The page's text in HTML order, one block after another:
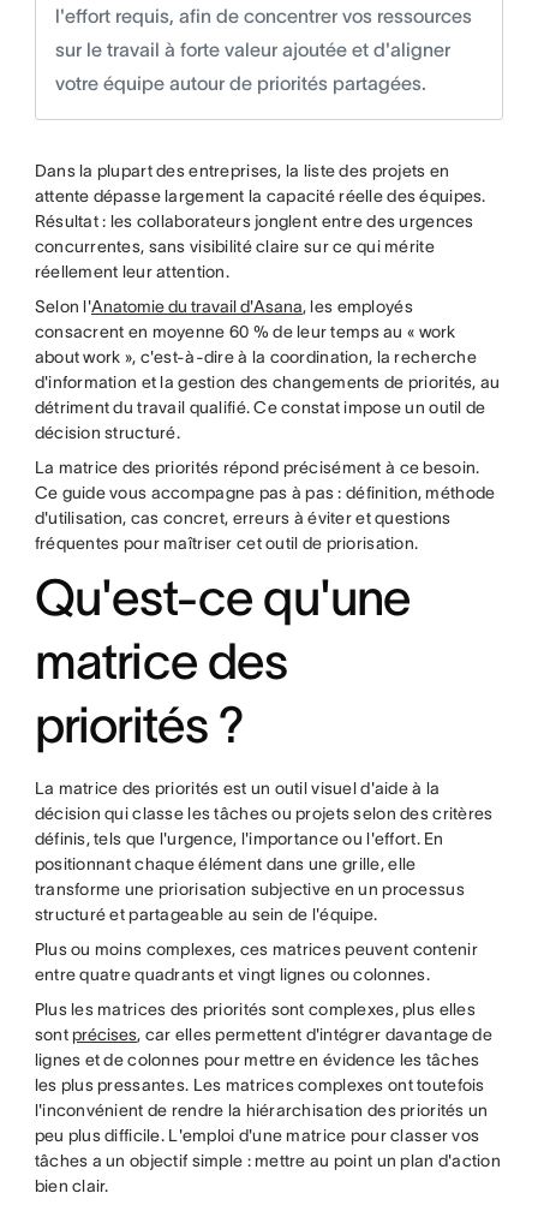
l'effort requis, afin de concentrer vos ressources
sur le travail à forte valeur ajoutée et d'aligner
votre équipe autour de priorités partagées.
Dans la plupart des entreprises, la liste des projets en
attente dépasse largement la capacité réelle des équipes.
Résultat : les collaborateurs jonglent entre des urgences
concurrentes, sans visibilité claire sur ce qui mérite
réellement leur attention.
Selon l'Anatomie du travail d'Asana, les employés
consacrent en moyenne 60 % de leur temps au « work
about work », c'est-à-dire à la coordination, la recherche
d'information et la gestion des changements de priorités, au
détriment du travail qualifié. Ce constat impose un outil de
décision structuré.
La matrice des priorités répond précisément à ce besoin.
Ce guide vous accompagne pas à pas : définition, méthode
d'utilisation, cas concret, erreurs à éviter et questions
fréquentes pour maîtriser cet outil de priorisation.
Qu'est-ce qu'une
matrice des
priorités ?
La matrice des priorités est un outil visuel d'aide à la
décision qui classe les tâches ou projets selon des critères
définis, tels que l'urgence, l'importance ou l'effort. En
positionnant chaque élément dans une grille, elle
transforme une priorisation subjective en un processus
structuré et partageable au sein de l'équipe.
Plus ou moins complexes, ces matrices peuvent contenir
entre quatre quadrants et vingt lignes ou colonnes.
Plus les matrices des priorités sont complexes, plus elles
sont précises, car elles permettent d'intégrer davantage de
lignes et de colonnes pour mettre en évidence les tâches
les plus pressantes. Les matrices complexes ont toutefois
l'inconvénient de rendre la hiérarchisation des priorités un
peu plus difficile. L'emploi d'une matrice pour classer vos
tâches a un objectif simple : mettre au point un plan d'action
bien clair.